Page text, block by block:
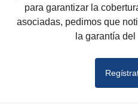
para garantizar la
asociadas, pedimos que
la garantía